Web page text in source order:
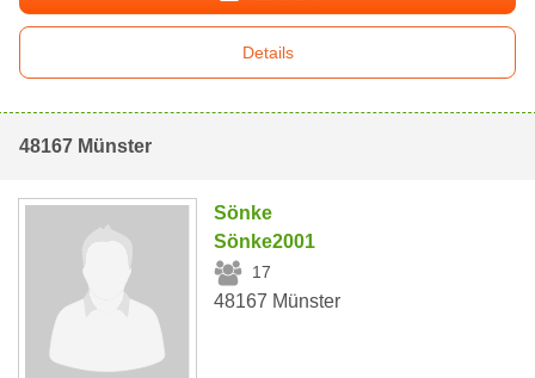
Details
48167 Münster
Sönke
Sönke2001
17
48167 Münster